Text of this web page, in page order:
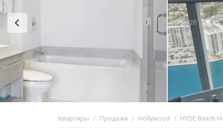
Квартиры Продажа Hollywood HYDE Beach